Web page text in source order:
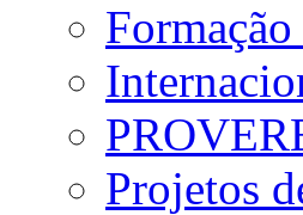
Projetos